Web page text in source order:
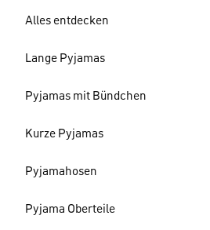
Alles entdecken
Lange Pyjamas
Pyjamas mit Bündchen
Kurze Pyjamas
Pyjamahosen
Pyjama Oberteile